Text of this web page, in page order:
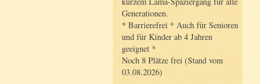
Generationen.
* Barrierefrei * Auch für Senioren
und für Kinder ab 4 Jahren
geeignet *
Noch 8 Plätze frei (Stand vom
03.08.2026)